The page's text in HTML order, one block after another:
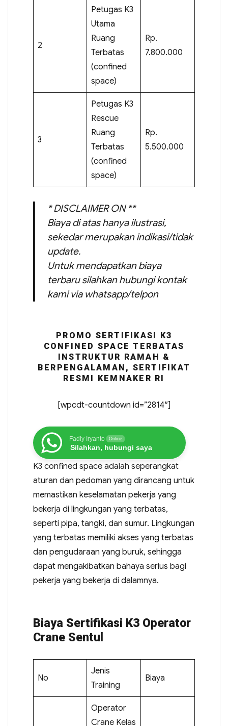
2
Petugas K3
Utama
Ruang
Terbatas
(confined
space)
Rp.
7.800.000
3
Petugas K3
Rescue
Ruang
Terbatas
(confined
space)
Rp.
5.500.000
* DISCLAIMER ON **
Biaya di atas hanya ilustrasi,
sekedar merupakan indikasi/tidak
update.
Untuk mendapatkan biaya
terbaru silahkan hubungi kontak
kami via whatsapp/telpon
PROMO SERTIFIKASI K3
CONFINED SPACE TERBATAS
INSTRUKTUR RAMAH &
BERPENGALAMAN, SERTIFIKAT
RESMI KEMNAKER RI
[wpcdt-countdown id=”2814″]
Fadly Iryanto Online
Silahkan, hubungi saya
K3 confined space adalah seperangkat
aturan dan pedoman yang dirancang untuk
memastikan keselamatan pekerja yang
bekerja di lingkungan yang terbatas,
seperti pipa, tangki, dan sumur. Lingkungan
yang terbatas memiliki akses yang terbatas
dan pengudaraan yang buruk, sehingga
dapat mengakibatkan bahaya serius bagi
pekerja yang bekerja di dalamnya.
Biaya Sertifikasi K3 Operator
Crane Sentul
No
Jenis
Training
Biaya
Operator
Crane Kelas